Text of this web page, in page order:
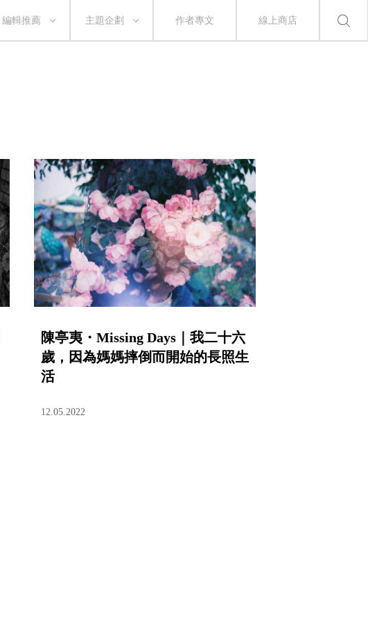
編輯推薦 主題企劃 作者專文 線上商店
陳亭夷・Missing Days｜我二十六
歲，因為媽媽摔倒而開始的長照生
活
12.05.2022